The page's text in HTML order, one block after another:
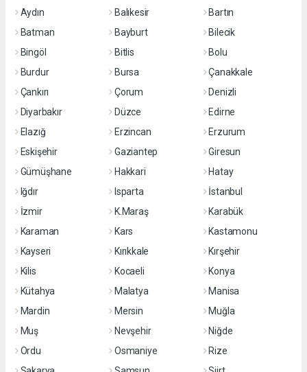
Aydın
Balıkesir
Bartın
Batman
Bayburt
Bilecik
Bingöl
Bitlis
Bolu
Burdur
Bursa
Çanakkale
Çankırı
Çorum
Denizli
Diyarbakır
Düzce
Edirne
Elazığ
Erzincan
Erzurum
Eskişehir
Gaziantep
Giresun
Gümüşhane
Hakkari
Hatay
Iğdır
Isparta
İstanbul
İzmir
K.Maraş
Karabük
Karaman
Kars
Kastamonu
Kayseri
Kırıkkale
Kırşehir
Kilis
Kocaeli
Konya
Kütahya
Malatya
Manisa
Mardin
Mersin
Muğla
Muş
Nevşehir
Niğde
Ordu
Osmaniye
Rize